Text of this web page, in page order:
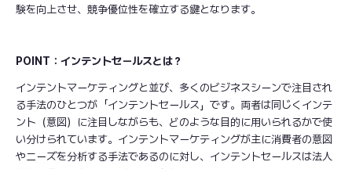
験を向上させ、競争優位性を確立する鍵となります。
POINT：インテントセールスとは？
インテントマーケティングと並び、多くのビジネスシーンで注目され
る手法のひとつが「インテントセールス」です。両者は同じくインテ
ント（意図）に注目しながらも、どのような目的に用いられるかで使
い分けられています。インテントマーケティングが主に消費者の意図
やニーズを分析する手法であるのに対し、インテントセールスは法人